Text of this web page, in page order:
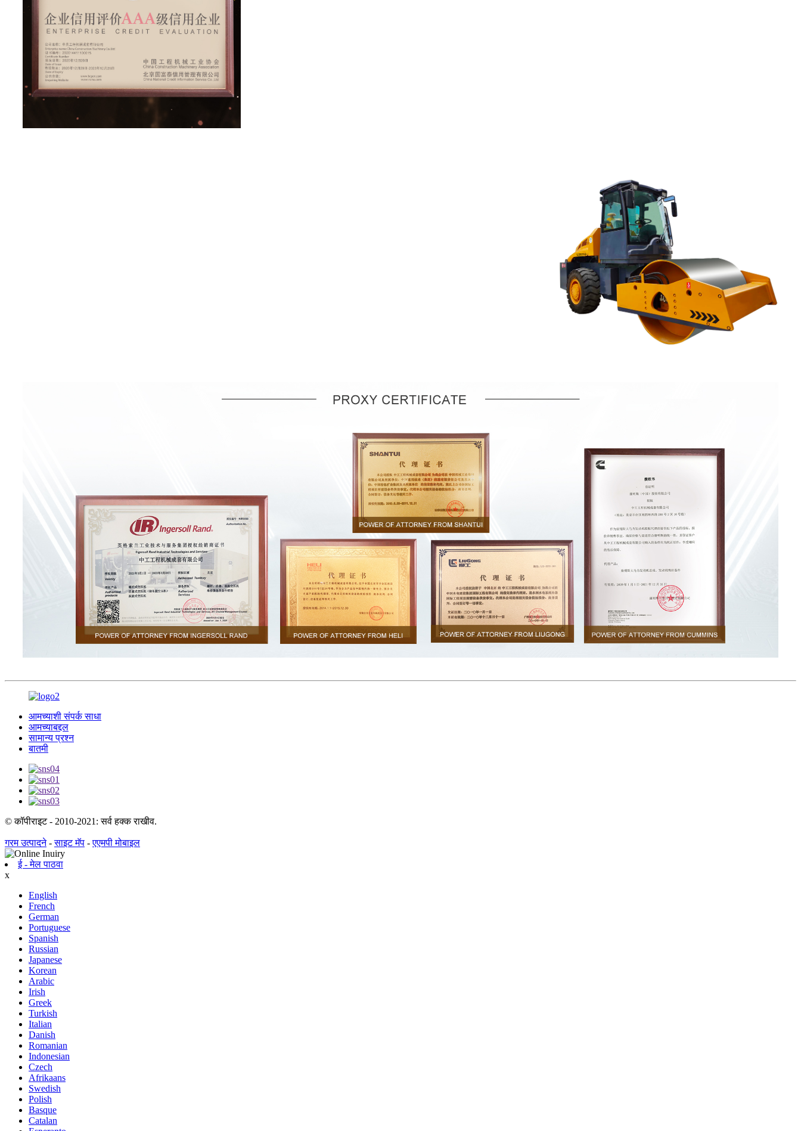
आमच्याशी संपर्क साधा
आमच्याबद्दल
सामान्य प्रश्न
बातमी
© कॉपीराइट - 2010-2021: सर्व हक्क राखीव.
गरम उत्पादने-साइट मॅप -एएमपी मोबाइल
ई - मेल पाठवा
x
English
French
German
Portuguese
Spanish
Russian
Japanese
Korean
Arabic
Irish
Greek
Turkish
Italian
Danish
Romanian
Indonesian
Czech
Afrikaans
Swedish
Polish
Basque
Catalan